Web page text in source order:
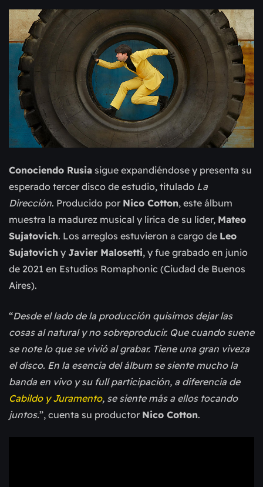
Conociendo Rusia sigue expandiéndose y presenta su
esperado tercer disco de estudio, titulado La
Dirección. Producido por Nico Cotton, este álbum
muestra la madurez musical y lírica de su líder, Mateo
Sujatovich. Los arreglos estuvieron a cargo de Leo
Sujatovich y Javier Malosetti, y fue grabado en junio
de 2021 en Estudios Romaphonic (Ciudad de Buenos
Aires).
“Desde el lado de la producción quisimos dejar las
cosas al natural y no sobreproducir. Que cuando suene
se note lo que se vivió al grabar. Tiene una gran viveza
el disco. En la esencia del álbum se siente mucho la
banda en vivo y su full participación, a diferencia de
Cabildo y Juramento, se siente más a ellos tocando
juntos.”, cuenta su productor Nico Cotton.